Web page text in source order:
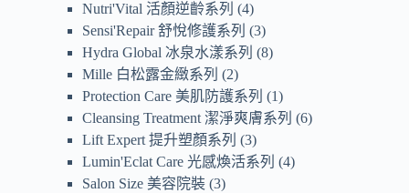
Nutri'Vital 活顏逆齡系列
4
Sensi'Repair 舒悅修護系列
3
Hydra Global 冰泉水漾系列
8
Mille 白松露金緻系列
2
Protection Care 美肌防護系列
1
Cleansing Treatment 潔淨爽膚系列
6
Lift Expert 提升塑顏系列
3
Lumin'Eclat Care 光感煥活系列
4
Salon Size 美容院裝 3